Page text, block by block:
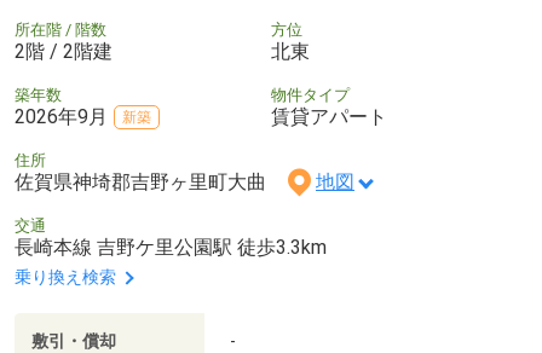
所在階 / 階数
2階 / 2階建
方位
北東
築年数
2026年9月 新築
物件タイプ
賃貸アパート
住所
佐賀県神埼郡吉野ヶ里町大曲 地図
交通
長崎本線 吉野ケ里公園駅 徒歩3.3km
乗り換え検索
敷引・償却 -